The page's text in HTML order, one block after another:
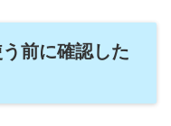
前に確認した